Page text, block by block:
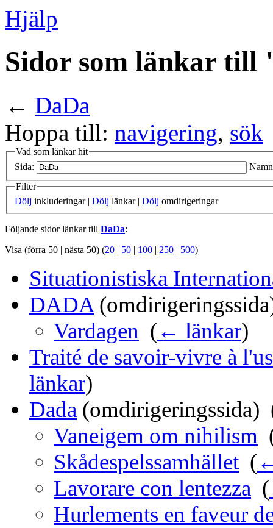
Hjälp
Sidor som länkar till
← DaDa
Hoppa till: navigering, sök
Vad som länkar hit
Sida:
Filter
Dölj inkluderingar | Dölj länkar | Dölj omdirigeringar
Följande sidor länkar till DaDa:
Visa (förra 50 | nästa 50) (20 | 50 | 100 | 250 | 500)
Situationistiska
DADA
Vardagen (← länkar)
Traité de savoir-vivre à
länkar)
Dada (omdirigeringssida) ‎
Vaneigem om nihilism
Skådespelssamhället (
Lavorare con lentezza (
Hurlements en faveur